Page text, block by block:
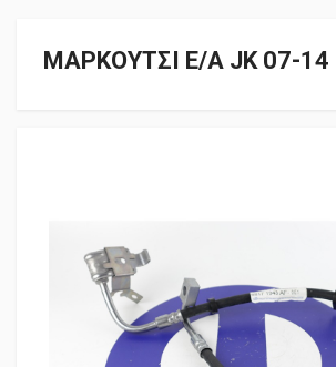
ΜΑΡΚΟΥΤΣΙ Ε/Α JK 07-14